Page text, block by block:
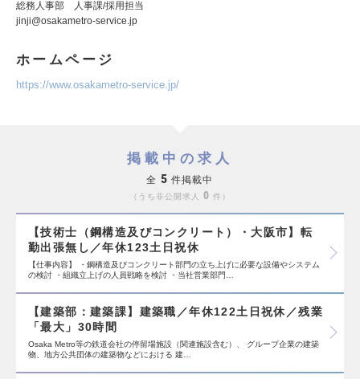
総務人事部 人事課/採用担当
jinji@osakametro-service.jp
ホームページ
https://www.osakametro-service.jp/
掲載中の求人
全 5 件掲載中
うち非公開求人 0 件
【技術士（鋼構造及びコンクリート）・大阪市】転
勤出張無し／年休123土日祝休
【仕事内容】 ・鋼構造及びコンクリート部門の立ち上げに必要な設備やシステム
の検討 ・組織立上げの人員戦略を検討 ・当社営業部門…
【建築部：建築課】建築職／年休122土日祝休／残業
「最大」30時間
Osaka Metro等の鉄道会社の停留場施設（関連施設含む）、 グループ企業の建築
物、地方公共団体の建築物などにおける 建…